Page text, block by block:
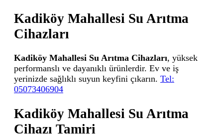
Kadiköy Mahallesi Su Arıtma
Cihazları
Kadiköy Mahallesi Su Arıtma Cihazları, yüksek
performanslı ve dayanıklı ürünlerdir. Ev ve iş
yerinizde sağlıklı suyun keyfini çıkarın. Tel:
05073406904
Kadiköy Mahallesi Su Arıtma
Cihazı Tamiri